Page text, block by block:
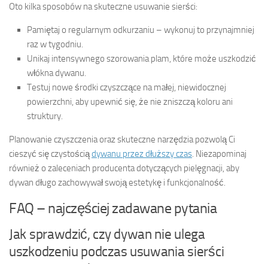
Oto kilka sposobów na skuteczne usuwanie sierści:
Pamiętaj o regularnym odkurzaniu – wykonuj to przynajmniej
raz w tygodniu.
Unikaj intensywnego szorowania plam, które może uszkodzić
włókna dywanu.
Testuj nowe środki czyszczące na małej, niewidocznej
powierzchni, aby upewnić się, że nie zniszczą koloru ani
struktury.
Planowanie czyszczenia oraz skuteczne narzędzia pozwolą Ci
cieszyć się czystościądywanu przez dłuższy czas . Niezapominaj
również o zaleceniach producenta dotyczących pielęgnacji, aby
dywan długo zachowywał swoją estetykę i funkcjonalność.
FAQ – najczęściej zadawane pytania
Jak sprawdzić, czy dywan nie ulega
uszkodzeniu podczas usuwania sierści